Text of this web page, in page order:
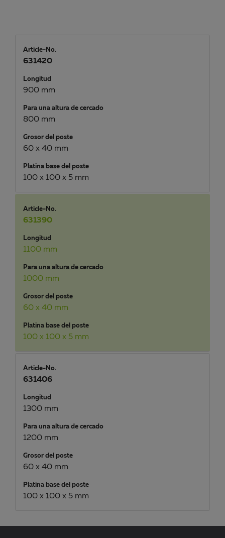
Article-No.
631420
Longitud
900 mm
Para una altura de cercado
800 mm
Grosor del poste
60 x 40 mm
Platina base del poste
100 x 100 x 5 mm
Article-No.
631390
Longitud
1100 mm
Para una altura de cercado
1000 mm
Grosor del poste
60 x 40 mm
Platina base del poste
100 x 100 x 5 mm
Article-No.
631406
Longitud
1300 mm
Para una altura de cercado
1200 mm
Grosor del poste
60 x 40 mm
Platina base del poste
100 x 100 x 5 mm